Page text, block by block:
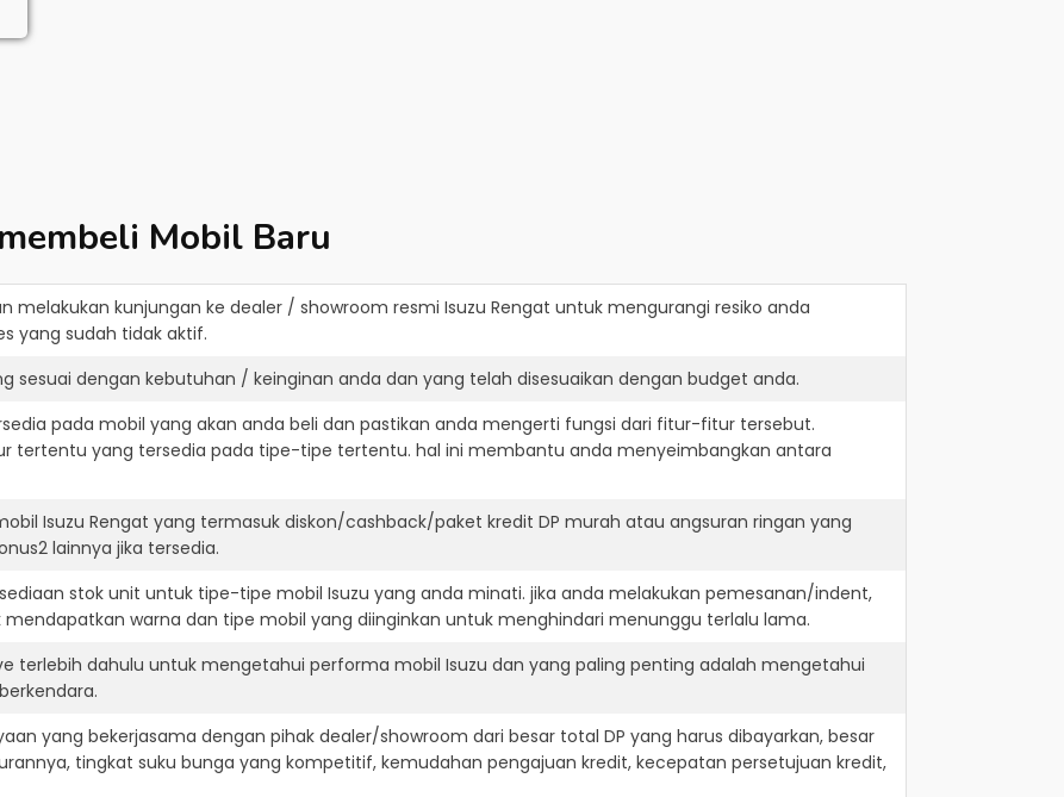
Mobil Baru
melakukan kunjungan ke dealer / showroom resmi Isuzu Rengat untuk mengurangi resiko anda
yang sudah tidak aktif.
sesuai dengan kebutuhan / keinginan anda dan yang telah disesuaikan dengan budget anda.
pada mobil yang akan anda beli dan pastikan anda mengerti fungsi dari fitur-fitur tersebut.
tertentu yang tersedia pada tipe-tipe tertentu. hal ini membantu anda menyeimbangkan antara
Isuzu Rengat yang termasuk diskon/cashback/paket kredit DP murah atau angsuran ringan yang
lainnya jika tersedia.
stok unit untuk tipe-tipe mobil Isuzu yang anda minati. jika anda melakukan pemesanan/indent,
warna dan tipe mobil yang diinginkan untuk menghindari menunggu terlalu lama.
terlebih dahulu untuk mengetahui performa mobil Isuzu dan yang paling penting adalah mengetahui
yang bekerjasama dengan pihak dealer/showroom dari besar total DP yang harus dibayarkan, besar
tingkat suku bunga yang kompetitif, kemudahan pengajuan kredit, kecepatan persetujuan kredit,